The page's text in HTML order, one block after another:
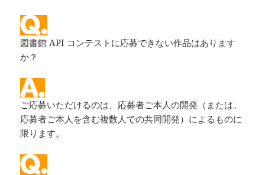
図書館 API コンテストに応募できない作品はあります
か？
ご応募いただけるのは、応募者ご本人の開発（または、
応募者ご本人を含む複数人での共同開発）によるものに
限ります。